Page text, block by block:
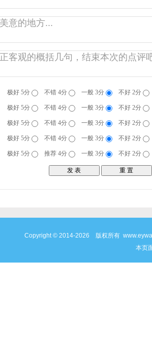
极好 5分 不错 4分 一般 3分 不好 2分
极好 5分 不错 4分 一般 3分 不好 2分
极好 5分 不错 4分 一般 3分 不好 2分
极好 5分 不错 4分 一般 3分 不好 2分
极好 5分 推荐 4分 一般 3分 不好 2分
Copyright © 2014-2026 版权所有
本页